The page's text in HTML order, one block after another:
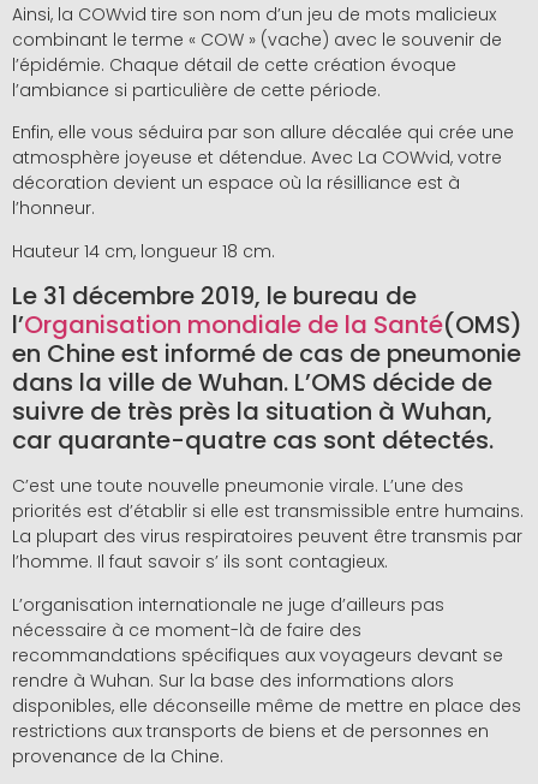
Ainsi, la COWvid tire son nom d’un jeu de mots malicieux
combinant le terme « COW » (vache) avec le souvenir de
l’épidémie. Chaque détail de cette création évoque
l’ambiance si particulière de cette période.
Enfin, elle vous séduira par son allure décalée qui crée une
atmosphère joyeuse et détendue. Avec La COWvid, votre
décoration devient un espace où la résilliance est à
l’honneur.
Hauteur 14 cm, longueur 18 cm.
Le 31 décembre 2019, le bureau de
l’Organisation mondiale de la Santé(OMS)
en Chine est informé de cas de pneumonie
dans la ville de Wuhan. L’OMS décide de
suivre de très près la situation à Wuhan,
car quarante-quatre cas sont détectés.
C’est une toute nouvelle pneumonie virale. L’une des
priorités est d’établir si elle est transmissible entre humains.
La plupart des virus respiratoires peuvent être transmis par
l’homme. Il faut savoir s’ ils sont contagieux.
L’organisation internationale ne juge d’ailleurs pas
nécessaire à ce moment-là de faire des
recommandations spécifiques aux voyageurs devant se
rendre à Wuhan. Sur la base des informations alors
disponibles, elle déconseille même de mettre en place des
restrictions aux transports de biens et de personnes en
provenance de la Chine.